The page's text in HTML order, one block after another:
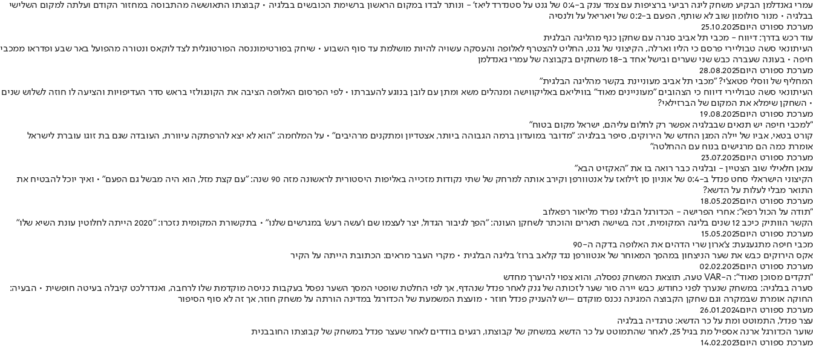
עמרי גאנדלמן הבקיע משחק ליגה רביעי ברציפות עם צמד ענק ב-0:4 של גנט על סטנדרד ליאז' - ונותר לבדו במקום הראשון ברשימת הכובשים בבלגיה • קבוצתו התאוששה מהתבוסה במחזור הקודם ועלתה למקום השלישי
בבלגיה • מנור סולומון שוב לא שותף, הפעם ב-0:2 של ויאריאל על ולנסיה
מערכת ספורט היום25.10.2025
עוד רכש בדרך: דיווח - מכבי תל אביב סגרה עם שחקן כנף מהליגה הבלגית
העיתונאי סשה טבוליירי פרסם כי הליו וארלה, הקיצוני של גנט, החליט להצטרף לאלופה והעסקה עשויה להיות מושלמת עד סוף השבוע • שיחק בפורטימוננסה הפורטוגלית לצד לוקאס ונטורה מהפועל באר שבע ופדראו ממכבי
חיפה • בעונה שעברה כבש שני שערים ובישל אחד ב-18 משחקים בקבוצה של עמרי גאנדלמן
מערכת ספורט היום28.08.2025
המחליף של ווסלי פטאצ'י? "מכבי תל אביב מעוניינת בקשר מהליגה הבלגית"
העיתונאי סשה טבוליירי דיווח כי הצהובים "מעוניינים מאוד" בוויליאם באליקווישה ומנהלים משא ומתן עם לובן בנוגע להעברתו • לפי הפרסום האלופה הציבה את הקונגולזי בראש סדר העדיפויות והציעה לו חוזה לשלוש שנים
• השחקן שימלא את המקום של הברזילאי?
מערכת ספורט היום19.08.2025
"למכבי חיפה יש תנאים שבבלגיה אפשר רק לחלום עליהם, ישראל מקום בטוח"
קורט בטאי, אביו של יילה המגן החדש של הירוקים, סיפר בבלגיה: "מדובר במועדון ברמה הגבוהה ביותר, אצטדיון ומתקנים מרהיבים" • על המלחמה: "הוא לא יצא להרפתקה עיוורת, העובדה שגם בת זוגו עוברת לישראל
אומרת כמה הם מרגישים בנוח עם ההחלטה"
מערכת ספורט היום23.07.2025
ענאן חלאילי שוב הצטיין - ובלגיה כבר רואה בו את "האקזיט הבא"
הקיצוני הישראלי סחט פנדל ב-0:4 של אוניון סן ז'ילואז על אנטוורפן וקירב אותה למרחק של שתי נקודות מזכייה באליפות היסטורית לראשונה מזה 90 שנה: "עם קצת מזל, הוא היה מבשל גם הפעם" • ואיך יוכל להבטיח את
התואר מבלי לעלות על הדשא?
מערכת ספורט היום18.05.2025
"תודה על הכול רפא": אחרי הפרישה - הכדורגל הבלגי נפרד מליאור רפאלוב
הקשר הוותיק כיכב 12 שנים בליגה המקומית, זכה בשישה תארים והוכתר לשחקן העונה: "הפך לגיבור הגדול, יצר לעצמו שם ו'עשה רעש' במגרשים שלנו" • בתקשורת המקומית נזכרו: "2020 הייתה לחלוטין עונת השיא שלו"
מערכת ספורט היום15.05.2025
מכבי חיפה מתגעגעת: צ'ארון שרי הדהים את האלופה בדקה ה-90
אקס הירוקים כבש את שער הניצחון במהפך המאוחר של אנטוורפן נגד קלאב ברוז' בליגה הבלגית • מקרי העבר מראים: הכתובת הייתה על הקיר
מערכת ספורט היום02.02.2025
"תקדים מסוכן מאוד": ה-VAR טעה, תוצאת המשחק נפסלה, והוא צפוי להיערך מחדש
סערה בבלגיה: במשחק שנערך לפני כחודש, כבש יירה סור שער לזכותה של גנק לאחר פנדל שנהדף, אך לפי החלטת שופטי המסך השער נפסל בעקבות כניסה מוקדמת שלו לרחבה, ואנדרלכט קיבלה בעיטה חופשית • הבעיה:
החוקה אומרת שבמקרה וגם שחקן הקבוצה המגינה נכנס מוקדם –יש להעניק פנדל חוזר • מועצת המשמעת של הכדורגל במדינה הורתה על משחק חוזר, אך זה לא סוף הסיפור
מערכת ספורט היום26.01.2024
עצר פנדל, התמוטט ומת על כר הדשא: טרגדיה בבלגיה
שוער הכדורגל ארנה אספיל מת בגיל 25, לאחר שהתמוטט על כר הדשא במשחק של קבוצתו, רגעים בודדים לאחר שעצר פנדל במשחק של קבוצתו החובבנית
מערכת ספורט היום14.02.2023